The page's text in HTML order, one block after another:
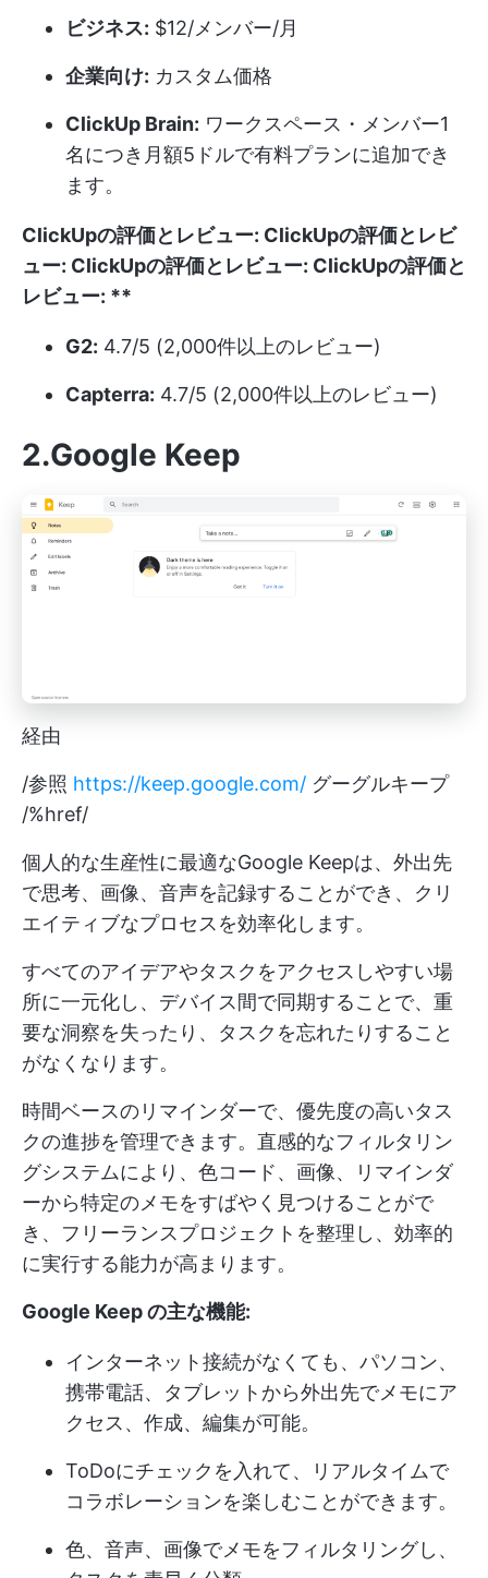
ビジネス: $12/メンバー/月
企業向け: カスタム価格
ClickUp Brain: ワークスペース・メンバー1
名につき月額5ドルで有料プランに追加でき
ます。
ClickUpの評価とレビュー: ClickUpの評価とレビ
ュー: ClickUpの評価とレビュー: ClickUpの評価と
レビュー: **
G2: 4.7/5 (2,000件以上のレビュー)
Capterra: 4.7/5 (2,000件以上のレビュー)
2.Google Keep
経由
/参照 https://keep.google.com/ グーグルキープ
/%href/
個人的な生産性に最適なGoogle Keepは、外出先
で思考、画像、音声を記録することができ、クリ
エイティブなプロセスを効率化します。
すべてのアイデアやタスクをアクセスしやすい場
所に一元化し、デバイス間で同期することで、重
要な洞察を失ったり、タスクを忘れたりすること
がなくなります。
時間ベースのリマインダーで、優先度の高いタス
クの進捗を管理できます。直感的なフィルタリン
グシステムにより、色コード、画像、リマインダ
ーから特定のメモをすばやく見つけることがで
き、フリーランスプロジェクトを整理し、効率的
に実行する能力が高まります。
Google Keep の主な機能:
インターネット接続がなくても、パソコン、
携帯電話、タブレットから外出先でメモにア
クセス、作成、編集が可能。
ToDoにチェックを入れて、リアルタイムで
コラボレーションを楽しむことができます。
色、音声、画像でメモをフィルタリングし、